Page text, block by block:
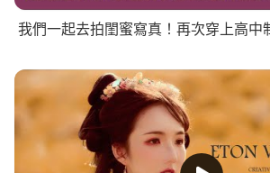
我們一起去拍閨蜜寫真！再次穿上高中